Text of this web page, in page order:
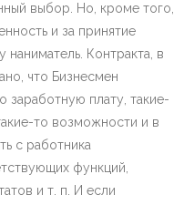
выбор. Но, кроме того,
и за принятие
наниматель. Контракта, в
что Бизнесмен
заработную плату, такие-
то возможности и в
с работника
функций,
и т. п. И если